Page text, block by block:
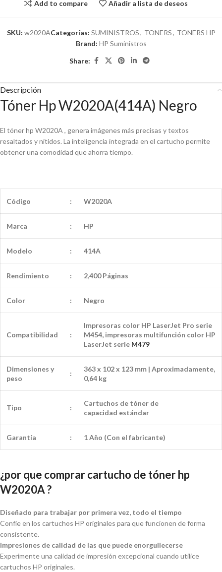
Add to compare Añadir a lista de deseos
SKU: w2020ACategorías: SUMINISTROS, TONERS, TONERS HP
Brand: HP Suministros
Share:
Descripción
Tóner Hp W2020A(414A) Negro
El tóner hp W2020A , genera imágenes más precisas y textos
resaltados y nítidos. La inteligencia integrada en el cartucho permite
obtener una comodidad que ahorra tiempo.
Código : W2020A
Marca : HP
Modelo : 414A
Rendimiento : 2,400 Páginas
Color : Negro
Compatibilidad :
Impresoras color HP LaserJet Pro serie
M454, impresoras multifunción color HP
LaserJet serie M479
Dimensiones y
peso
:
363 x 102 x 123 mm | Aproximadamente,
0,64 kg
Tipo :
Cartuchos de tóner de
capacidad estándar
Garantía : 1 Año (Con el fabricante)
¿por que comprar cartucho de tóner hp
W2020A ?
Diseñado para trabajar por primera vez, todo el tiempo
Confíe en los cartuchos HP originales para que funcionen de forma
consistente.
Impresiones de calidad de las que puede enorgullecerse
Experimente una calidad de impresión excepcional cuando utilice
cartuchos HP originales.